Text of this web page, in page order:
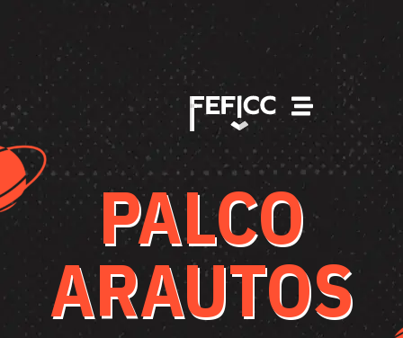
PALCO
ARAUTOS